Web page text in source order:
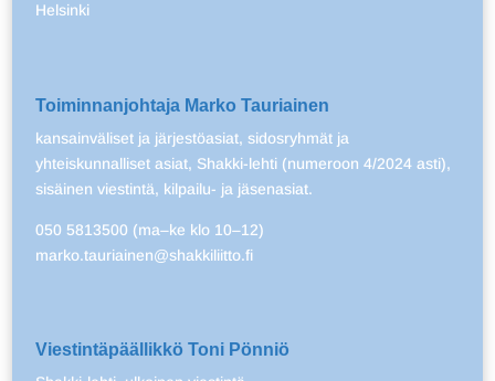
Helsinki
Toiminnanjohtaja Marko Tauriainen
kansainväliset ja järjestöasiat, sidosryhmät ja
yhteiskunnalliset asiat, Shakki-lehti (numeroon 4/2024 asti),
sisäinen viestintä, kilpailu- ja jäsenasiat.
050 5813500 (ma–ke klo 10–12)
marko.tauriainen@shakkiliitto.fi
Viestintäpäällikkö Toni Pönniö